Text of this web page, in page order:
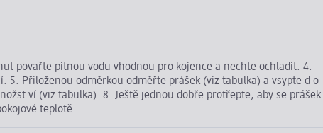
povařte pitnou vodu vhodnou pro kojence a nechte ochladit. 4.
5. Přiloženou odměrkou odměřte prášek (viz tabulka) a vsypte d o
ví (viz tabulka). 8. Ještě jednou dobře protřepte, aby se prášek
teplotě.